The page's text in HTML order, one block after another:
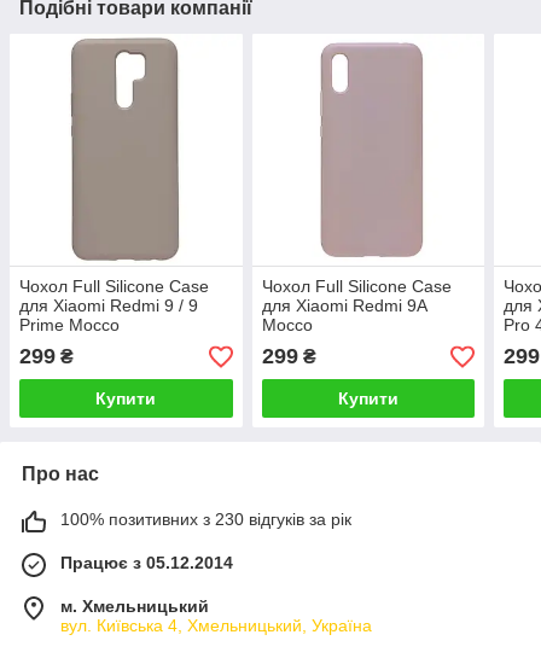
Подібні товари компанії
Чохол Full Silicone Case
для Xiaomi Redmi 9 / 9
Prime Mocco
299 ₴
Купити
Чохол Full Silicone Case
для Xiaomi Redmi 9A
Mocco
299₴
Купити
для
Pro
299
Про нас
100% позитивних з 230 відгуків за рік
Працює з 05.12.2014
м. Хмельницький
вул. Київська 4, Хмельницький, Україна